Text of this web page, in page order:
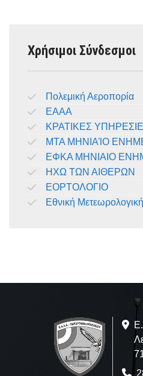
Χρήσιμοι Σύνδεσμοι
Πολεμική Αεροπορία
ΕΑΑΑ
ΚΡΑΤΙΚΕΣ
ΜΤΑ ΜΗΝΙΑΊΟ
ΕΦΚΑ ΜΗΝΙΑΙΟ
ΗΧΩ ΤΩΝ ΑΙΘΕΡΩΝ
ΕΟΡΤΟΛΟΓΙΟ
Εθνική